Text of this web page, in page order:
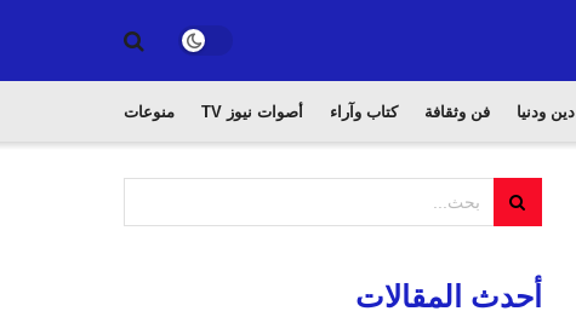
دين ودنيا فن وثقافة كتاب وآراء أصوات نيوز TV منوعات
أحدث المقالات